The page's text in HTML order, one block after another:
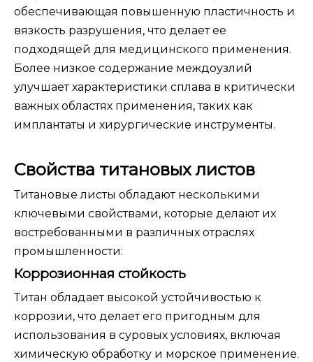
обеспечивающая повышенную пластичность и
вязкость разрушения, что делает ее
подходящей для медицинского применения.
Более низкое содержание междоузлий
улучшает характеристики сплава в критически
важных областях применения, таких как
имплантаты и хирургические инструменты.
Свойства титановых листов
Титановые листы обладают несколькими
ключевыми свойствами, которые делают их
востребованными в различных отраслях
промышленности:
Коррозионная стойкость
Титан обладает высокой устойчивостью к
коррозии, что делает его пригодным для
использования в суровых условиях, включая
химическую обработку и морское применение.